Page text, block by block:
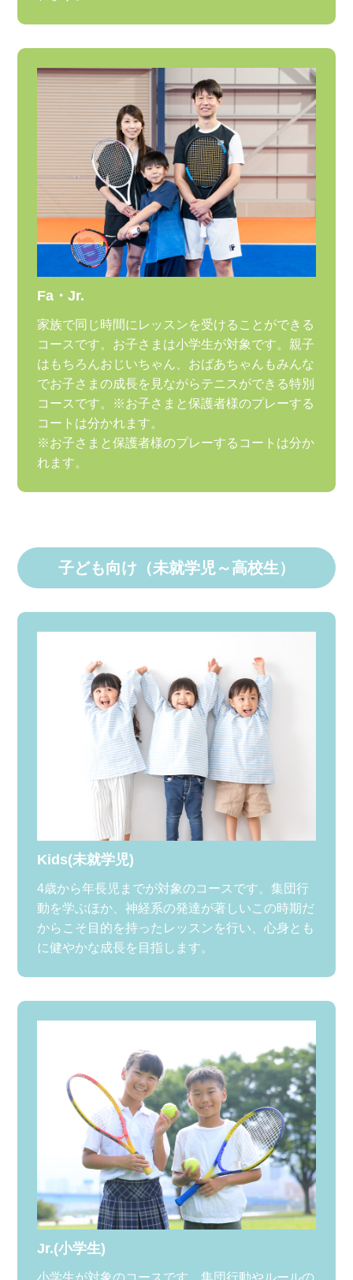
Fa・Jr.
家族で同じ時間にレッスンを受けることができる
コースです。お子さまは小学生が対象です。親子
はもちろんおじいちゃん、おばあちゃんもみんな
でお子さまの成長を見ながらテニスができる特別
コースです。※お子さまと保護者様のプレーする
コートは分かれます。
※お子さまと保護者様のプレーするコートは分か
れます。
子ども向け（未就学児～高校生）
Kids(未就学児)
4歳から年長児までが対象のコースです。集団行
動を学ぶほか、神経系の発達が著しいこの時期だ
からこそ目的を持ったレッスンを行い、心身とも
に健やかな成長を目指します。
Jr.(小学生)